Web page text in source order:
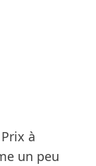
à
un peu